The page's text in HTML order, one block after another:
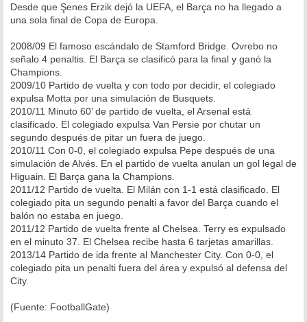
Desde que Şenes Erzik dejó la UEFA, el Barça no ha llegado a
una sola final de Copa de Europa.
2008/09 El famoso escándalo de Stamford Bridge. Ovrebo no
señalo 4 penaltis. El Barça se clasificó para la final y ganó la
Champions.
2009/10 Partido de vuelta y con todo por decidir, el colegiado
expulsa Motta por una simulación de Busquets.
2010/11 Minuto 60’ de partido de vuelta, el Arsenal está
clasificado. El colegiado expulsa Van Persie por chutar un
segundo después de pitar un fuera de juego.
2010/11 Con 0-0, el colegiado expulsa Pepe después de una
simulación de Alvés. En el partido de vuelta anulan un gol legal de
Higuain. El Barça gana la Champions.
2011/12 Partido de vuelta. El Milán con 1-1 está clasificado. El
colegiado pita un segundo penalti a favor del Barça cuando el
balón no estaba en juego.
2011/12 Partido de vuelta frente al Chelsea. Terry es expulsado
en el minuto 37. El Chelsea recibe hasta 6 tarjetas amarillas.
2013/14 Partido de ida frente al Manchester City. Con 0-0, el
colegiado pita un penalti fuera del área y expulsó al defensa del
City.
(Fuente: FootballGate)